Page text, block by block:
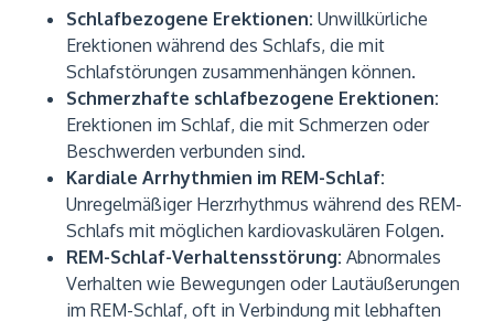
Schlafbezogene Erektionen: Unwillkürliche
Erektionen während des Schlafs, die mit
Schlafstörungen zusammenhängen können.
Schmerzhafte schlafbezogene Erektionen:
Erektionen im Schlaf, die mit Schmerzen oder
Beschwerden verbunden sind.
Kardiale Arrhythmien im REM-Schlaf:
Unregelmäßiger Herzrhythmus während des REM-
Schlafs mit möglichen kardiovaskulären Folgen.
REM-Schlaf-Verhaltensstörung: Abnormales
Verhalten wie Bewegungen oder Lautäußerungen
im REM-Schlaf, oft in Verbindung mit lebhaften